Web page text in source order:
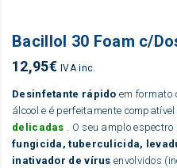
Bacillol 30 Foam c/
12,95€ IVA inc.
Desinfetante rápido em formato
álcool e é perfeitamente
delicadas . O seu amplo espectro
fungicida, tuberculicida,
inativador de vírus envolvidos